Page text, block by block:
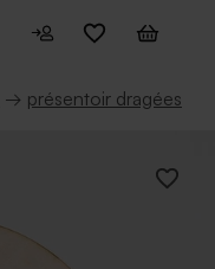
→ présentoir dragées